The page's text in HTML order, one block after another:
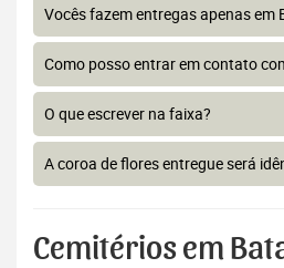
Vocês fazem entregas apenas em
Como posso entrar em contato
O que escrever na faixa?
A coroa de flores entregue será
Cemitérios em